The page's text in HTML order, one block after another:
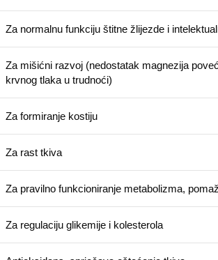
Za normalnu funkciju štitne žlijezde i
Za mišićni razvoj (nedostatak magnezija
krvnog tlaka u trudnoći)
Za formiranje kostiju
Za rast tkiva
Za pravilno funkcioniranje metabolizma,
Za regulaciju glikemije i kolesterola